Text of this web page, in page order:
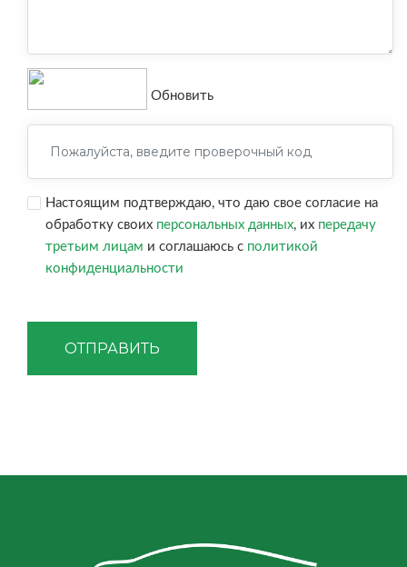
Обновить
Настоящим подтверждаю, что даю свое согласие на
обработку своих персональных данных, их передачу
третьим лицам и соглашаюсь с политикой
конфиденциальности
ОТПРАВИТЬ